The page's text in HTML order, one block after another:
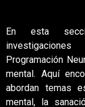
En esta
Programación
mental. Aquí
abordan temas
mental, la